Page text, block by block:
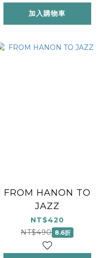
加入購物車
FROM HANON TO
JAZZ
NT$420
NT$490 8.6折